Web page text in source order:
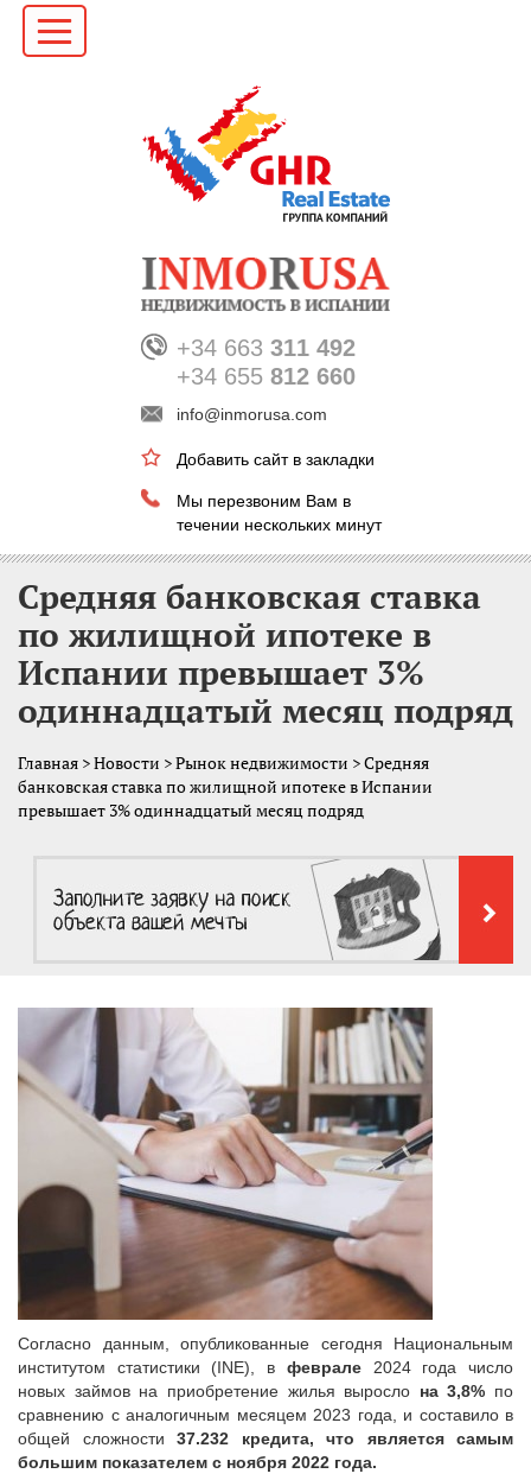
+34 663 311 492
+34 655 812 660
info@inmorusa.com
Добавить сайт в закладки
Мы перезвоним Вам в
течении нескольких минут
Средняя банковская ставка
по жилищной ипотеке в
Испании превышает 3%
одиннадцатый месяц подряд
Главная >Новости >Рынок недвижимости > Средняя
банковская ставка по жилищной ипотеке в Испании
превышает 3% одиннадцатый месяц подряд
Согласно данным, опубликованные сегодня Национальным
институтом статистики (INE), в феврале2024 года число
новых займов на приобретение жилья выросло на 3,8% по
сравнению с аналогичным месяцем 2023 года, и составило в
общей сложности 37.232 кредита, что является самым
большим показателем с ноября 2022 года.